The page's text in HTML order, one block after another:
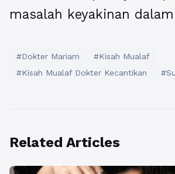
masalah keyakinan
#Dokter Mariam
#Kisah Mualaf
#Kisah Mualaf Dokter Kecantikan
Related Articles